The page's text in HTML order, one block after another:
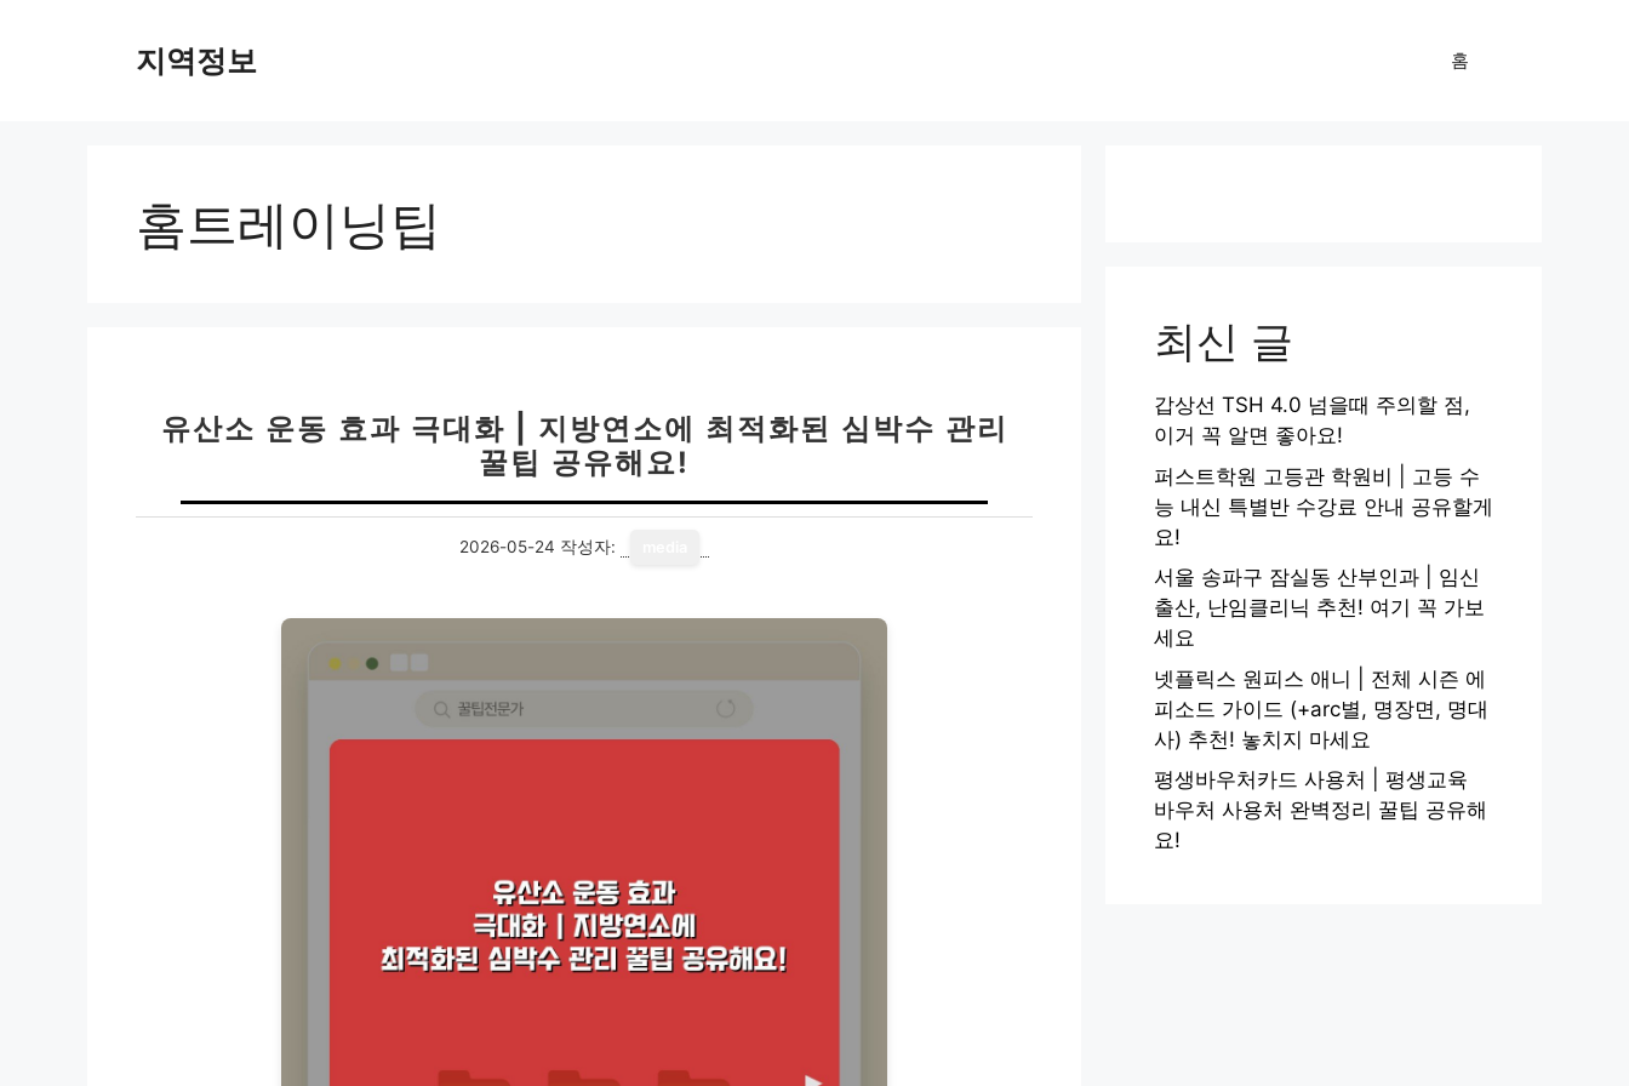
지역정보 홈
홈트레이닝팁
유산소 운동 효과 극대화 | 지방연소에 최적화된 심박수 관리
꿀팁 공유해요!
2026-05-24 작성자:
최신 글
갑상선 TSH 4.0 넘을때 주의할 점,
이거 꼭 알면 좋아요!
퍼스트학원 고등관 학원비 | 고등 수
능 내신 특별반 수강료 안내 공유할게
요!
서울 송파구 잠실동 산부인과 | 임신
출산, 난임클리닉 추천! 여기 꼭 가보
세요
넷플릭스 원피스 애니 | 전체 시즌 에
피소드 가이드 (+arc별, 명장면, 명대
사) 추천! 놓치지 마세요
평생바우처카드 사용처 | 평생교육
바우처 사용처 완벽정리 꿀팁 공유해
요!